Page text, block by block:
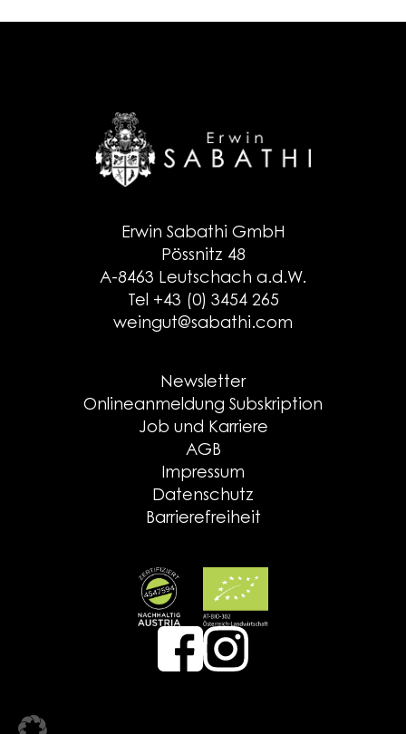
Erwin Sabathi GmbH
Pössnitz 48
A-8463 Leutschach a.d.W.
Tel +43 (0) 3454 265
weingut@sabathi.com
Newsletter
Onlineanmeldung Subskription
Job und Karriere
AGB
Impressum
Datenschutz
Barrierefreiheit